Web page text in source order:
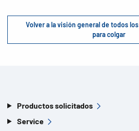
Volver a la visión general de todos
para colgar
Productos solicitados
Service